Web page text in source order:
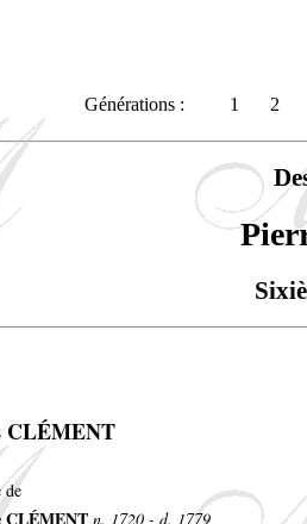
Générations : 1 2
CLÉMENT
de
n. 1720 - d. 1779